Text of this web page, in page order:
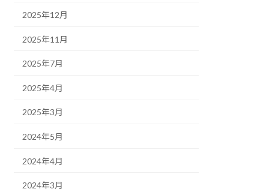
2025年12月
2025年11月
2025年7月
2025年4月
2025年3月
2024年5月
2024年4月
2024年3月